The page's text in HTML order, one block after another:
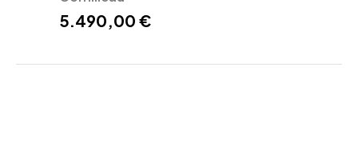
5.490,00 €